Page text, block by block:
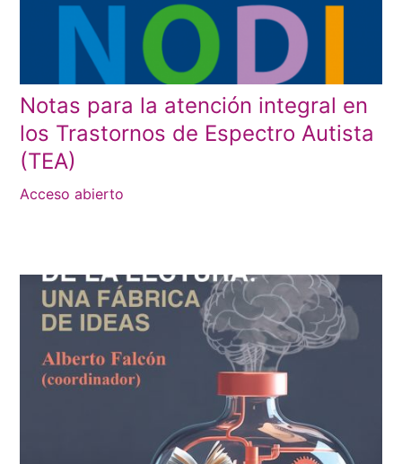
Notas para la atención integral en
los Trastornos de Espectro Autista
(TEA)
Acceso abierto